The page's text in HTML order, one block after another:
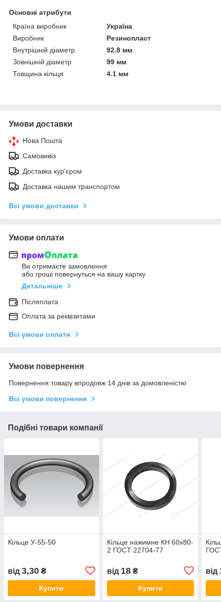
Основні атрибути
Країна виробник
Україна
Виробник
Резинопласт
Внутрішній діаметр
92.8 мм
Зовнішній діаметр
99 мм
Товщина кільця
4.1 мм
Умови доставки
Нова Пошта
Самовивіз
Доставка кур'єром
Доставка нашим транспортом
Всі умови доставки
Умови оплати
Ви отримаєте замовлення
або гроші повернуться на вашу картку
Детальніше
Післяплата
Оплата за реквізитами
Всі умови оплати
Умови повернення
Повернення товару впродовж 14 днів за домовленістю
Всі умови повернення
Подібні товари компанії
Кільце У-55-50
від 3,30 ₴
Купити
Кільце нажимне КН 60х80-
2 ГОСТ 22704-77
від 18₴
Купити
від